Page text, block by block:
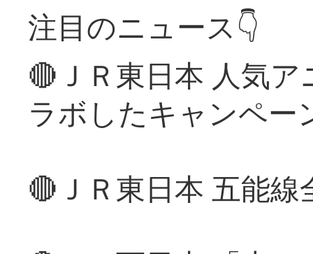
注目のニュース👇
🔴ＪＲ東日本 人気
ラボしたキャンペー
🔴ＪＲ東日本 五能